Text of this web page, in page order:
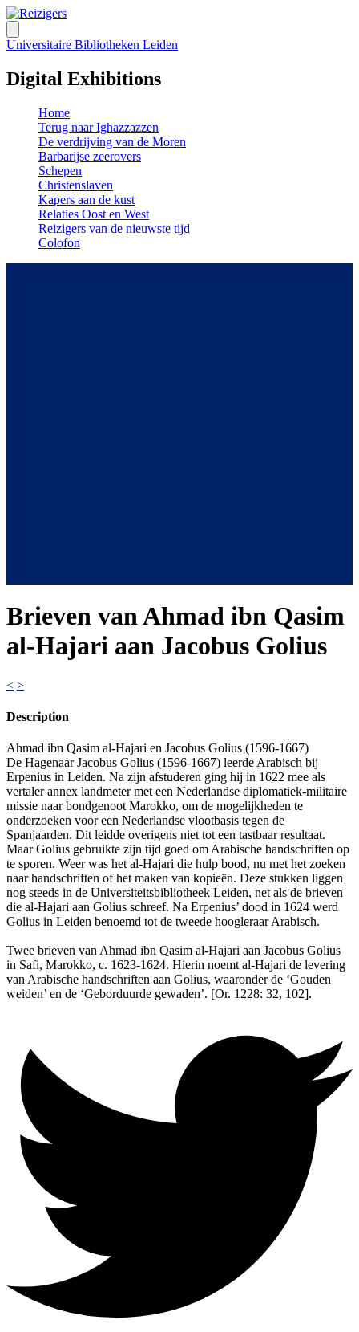
Universitaire Bibliotheken Leiden
Digital Exhibitions
Home
Terug naar Ighazzazzen
De verdrijving van de Moren
Barbarijse zeerovers
Schepen
Christenslaven
Kapers aan de kust
Relaties Oost en West
Reizigers van de nieuwste tijd
Colofon
Brieven van Ahmad ibn Qasim
al-Hajari aan Jacobus Golius
< >
Description
Ahmad ibn Qasim al-Hajari en Jacobus Golius (1596-1667)
De Hagenaar Jacobus Golius (1596-1667) leerde Arabisch bij
Erpenius in Leiden. Na zijn afstuderen ging hij in 1622 mee als
vertaler annex landmeter met een Nederlandse diplomatiek-militaire
missie naar bondgenoot Marokko, om de mogelijkheden te
onderzoeken voor een Nederlandse vlootbasis tegen de
Spanjaarden. Dit leidde overigens niet tot een tastbaar resultaat.
Maar Golius gebruikte zijn tijd goed om Arabische handschriften op
te sporen. Weer was het al-Hajari die hulp bood, nu met het zoeken
naar handschriften of het maken van kopieën. Deze stukken liggen
nog steeds in de Universiteitsbibliotheek Leiden, net als de brieven
die al-Hajari aan Golius schreef. Na Erpenius’ dood in 1624 werd
Golius in Leiden benoemd tot de tweede hoogleraar Arabisch.
Twee brieven van Ahmad ibn Qasim al-Hajari aan Jacobus Golius
in Safi, Marokko, c. 1623-1624. Hierin noemt al-Hajari de levering
van Arabische handschriften aan Golius, waaronder de ‘Gouden
weiden’ en de ‘Geborduurde gewaden’. [Or. 1228: 32, 102].